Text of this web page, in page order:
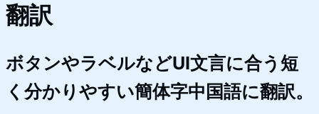
翻訳
ボタンやラベルなどUI文言に合う短
く分かりやすい簡体字中国語に翻訳。